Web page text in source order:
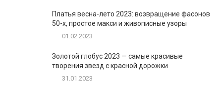
Платья весна-лето 2023: возвращение фасонов
50-х, простое макси и живописные узоры
01.02.2023
Золотой глобус 2023 — самые красивые
творения звезд с красной дорожки
31.01.2023